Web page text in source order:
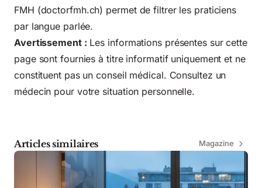
FMH (doctorfmh.ch) permet de filtrer les praticiens
par langue parlée.
Avertissement : Les informations présentes sur cette
page sont fournies à titre informatif uniquement et ne
constituent pas un conseil médical. Consultez un
médecin pour votre situation personnelle.
Articles similaires Magazine